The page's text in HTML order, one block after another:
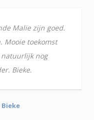
Malie zijn goed.
Mooie toekomst
nog
Bieke.